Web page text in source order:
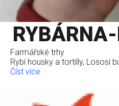
Farmářské trhy
Rybí housky a tortilly, Lososí
Číst více